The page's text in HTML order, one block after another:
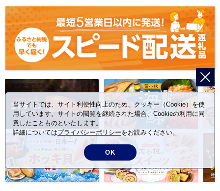
当サイトでは、サイト利便性向上のため、クッキー（Cookie）を使
用しています。サイトの閲覧を継続された場合、Cookieの利用に同
意したことものといたします。
詳細についてはプライバシーポリシーをお読みください。
OK